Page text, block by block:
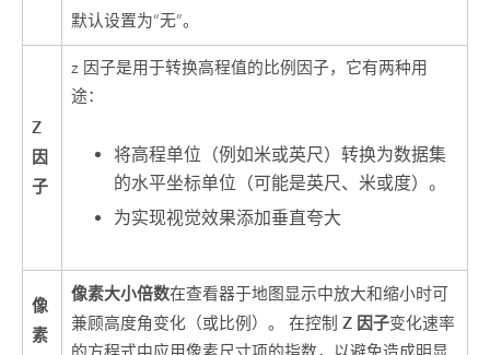
默认设置为“无”。
Z
因
子
z 因子是用于转换高程值的比例因子，它有两种用
途：
将高程单位（例如米或英尺）转换为数据集
的水平坐标单位（可能是英尺、米或度）。
为实现视觉效果添加垂直夸大
像
素
像素大小倍数在查看器于地图显示中放大和缩小时可
兼顾高度角变化（或比例）。 在控制 Z 因子变化速率